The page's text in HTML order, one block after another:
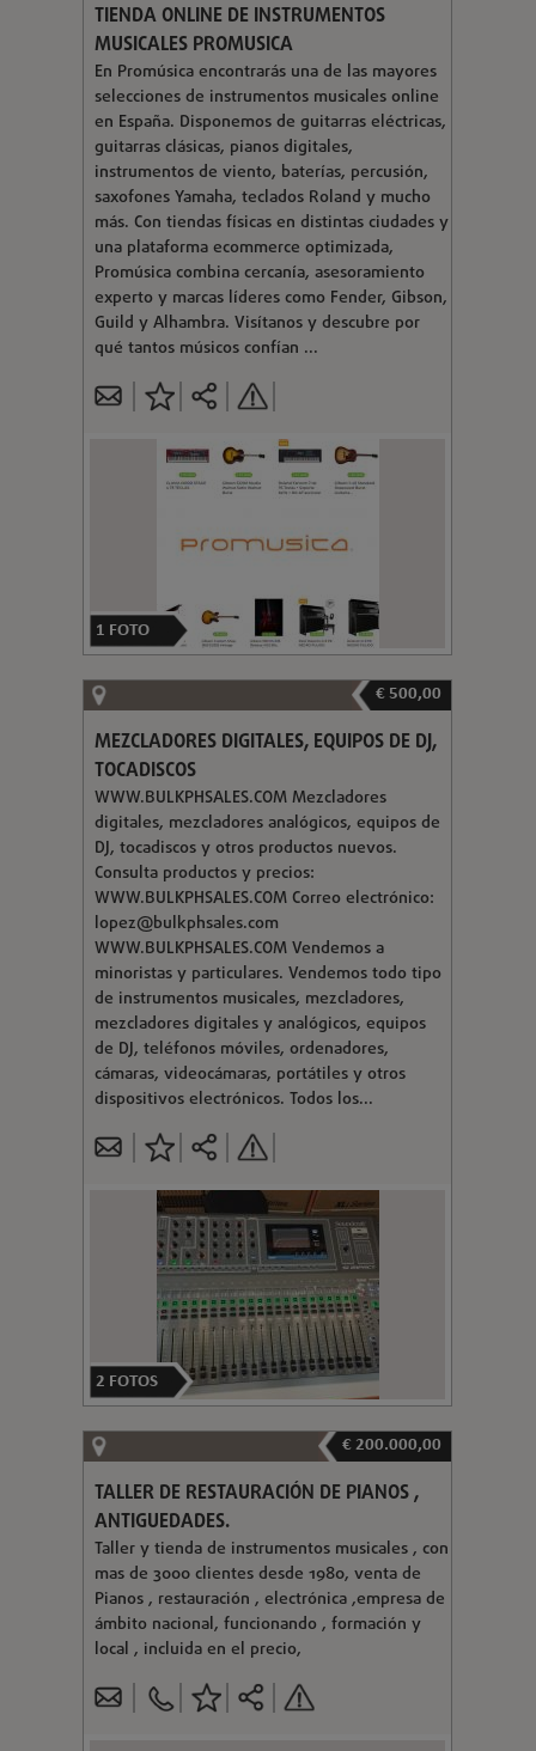
TIENDA ONLINE DE INSTRUMENTOS
MUSICALES PROMUSICA
En Promúsica encontrarás una de las mayores
selecciones de instrumentos musicales online
en España. Disponemos de guitarras eléctricas,
guitarras clásicas, pianos digitales,
instrumentos de viento, baterías, percusión,
saxofones Yamaha, teclados Roland y mucho
más. Con tiendas físicas en distintas ciudades y
una plataforma ecommerce optimizada,
Promúsica combina cercanía, asesoramiento
experto y marcas líderes como Fender, Gibson,
Guild y Alhambra. Visítanos y descubre por
qué tantos músicos confían ...
1 FOTO
€ 500,00
MEZCLADORES DIGITALES, EQUIPOS DE DJ,
TOCADISCOS
WWW.BULKPHSALES.COM Mezcladores
digitales, mezcladores analógicos, equipos de
DJ, tocadiscos y otros productos nuevos.
Consulta productos y precios:
WWW.BULKPHSALES.COM Correo electrónico:
lopez@bulkphsales.com
WWW.BULKPHSALES.COM Vendemos a
minoristas y particulares. Vendemos todo tipo
de instrumentos musicales, mezcladores,
mezcladores digitales y analógicos, equipos
de DJ, teléfonos móviles, ordenadores,
cámaras, videocámaras, portátiles y otros
dispositivos electrónicos. Todos los...
2 FOTOS
€ 200.000,00
TALLER DE RESTAURACIÓN DE PIANOS ,
ANTIGUEDADES.
Taller y tienda de instrumentos musicales , con
mas de 3000 clientes desde 1980, venta de
Pianos , restauración , electrónica ,empresa de
ámbito nacional, funcionando , formación y
local , incluida en el precio,